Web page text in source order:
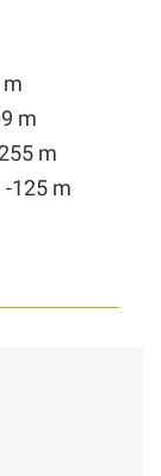
m
m
m
-125 m